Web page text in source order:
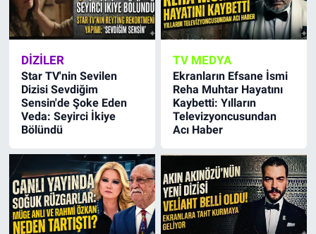
DIZILER
Star TV'nin Sevilen
Dizisi Sevdiğim
Sensin'de Şoke Eden
Veda: Seyirci İkiye
Bölündü
TV MEDYA
Ekranların Efsane İsmi
Reha Muhtar Hayatını
Kaybetti: Yılların
Televizyoncusundan
Acı Haber